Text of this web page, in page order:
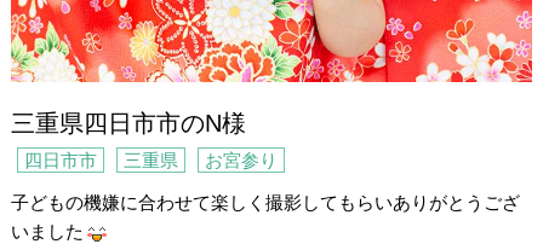
三重県四日市市のN様
四日市市 三重県 お宮参り
子どもの機嫌に合わせて楽しく撮影してもらいありがとうござ
いました